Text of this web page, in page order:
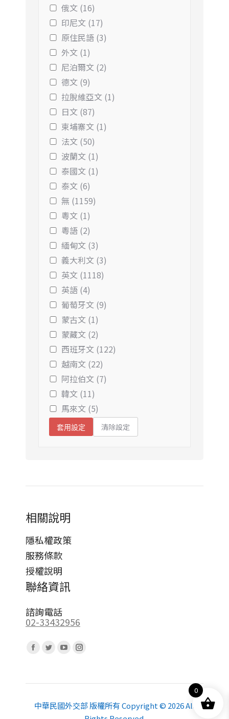
俄文 (16)
印尼文 (17)
原住民語 (3)
外文 (1)
尼泊爾文 (2)
德文 (9)
拉脫維亞文 (1)
日文 (87)
柬埔寨文 (1)
法文 (50)
波蘭文 (1)
泰國文 (1)
泰文 (6)
無 (1159)
粵文 (1)
粵語 (2)
緬甸文 (3)
義大利文 (3)
英文 (1118)
英語 (4)
葡萄牙文 (9)
蒙古文 (1)
蒙藏文 (2)
西班牙文 (122)
越南文 (22)
阿拉伯文 (7)
韓文 (11)
馬來文 (5)
套用設定 清除設定
相關說明
隱私權政策
服務條款
授權說明
聯絡資訊
諮詢電話
02-33432956
Facebook
opens
new
Twitter
opens
new
YouTube
opens
new
Instagram
opens
new
中華民國外交部 版權所有 Copyright © 2026 All
0